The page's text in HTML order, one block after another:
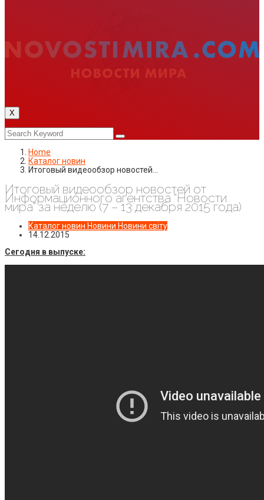
X
Home
Каталог новин
Итоговый видеообзор новостей…
Итоговый видеообзор новостей от
Информационного агентства “Новости
мира” за неделю (7 – 13 декабря 2015 года)
Каталог новин Новини Новини світу
14.12.2015
Сегодня в выпуске: